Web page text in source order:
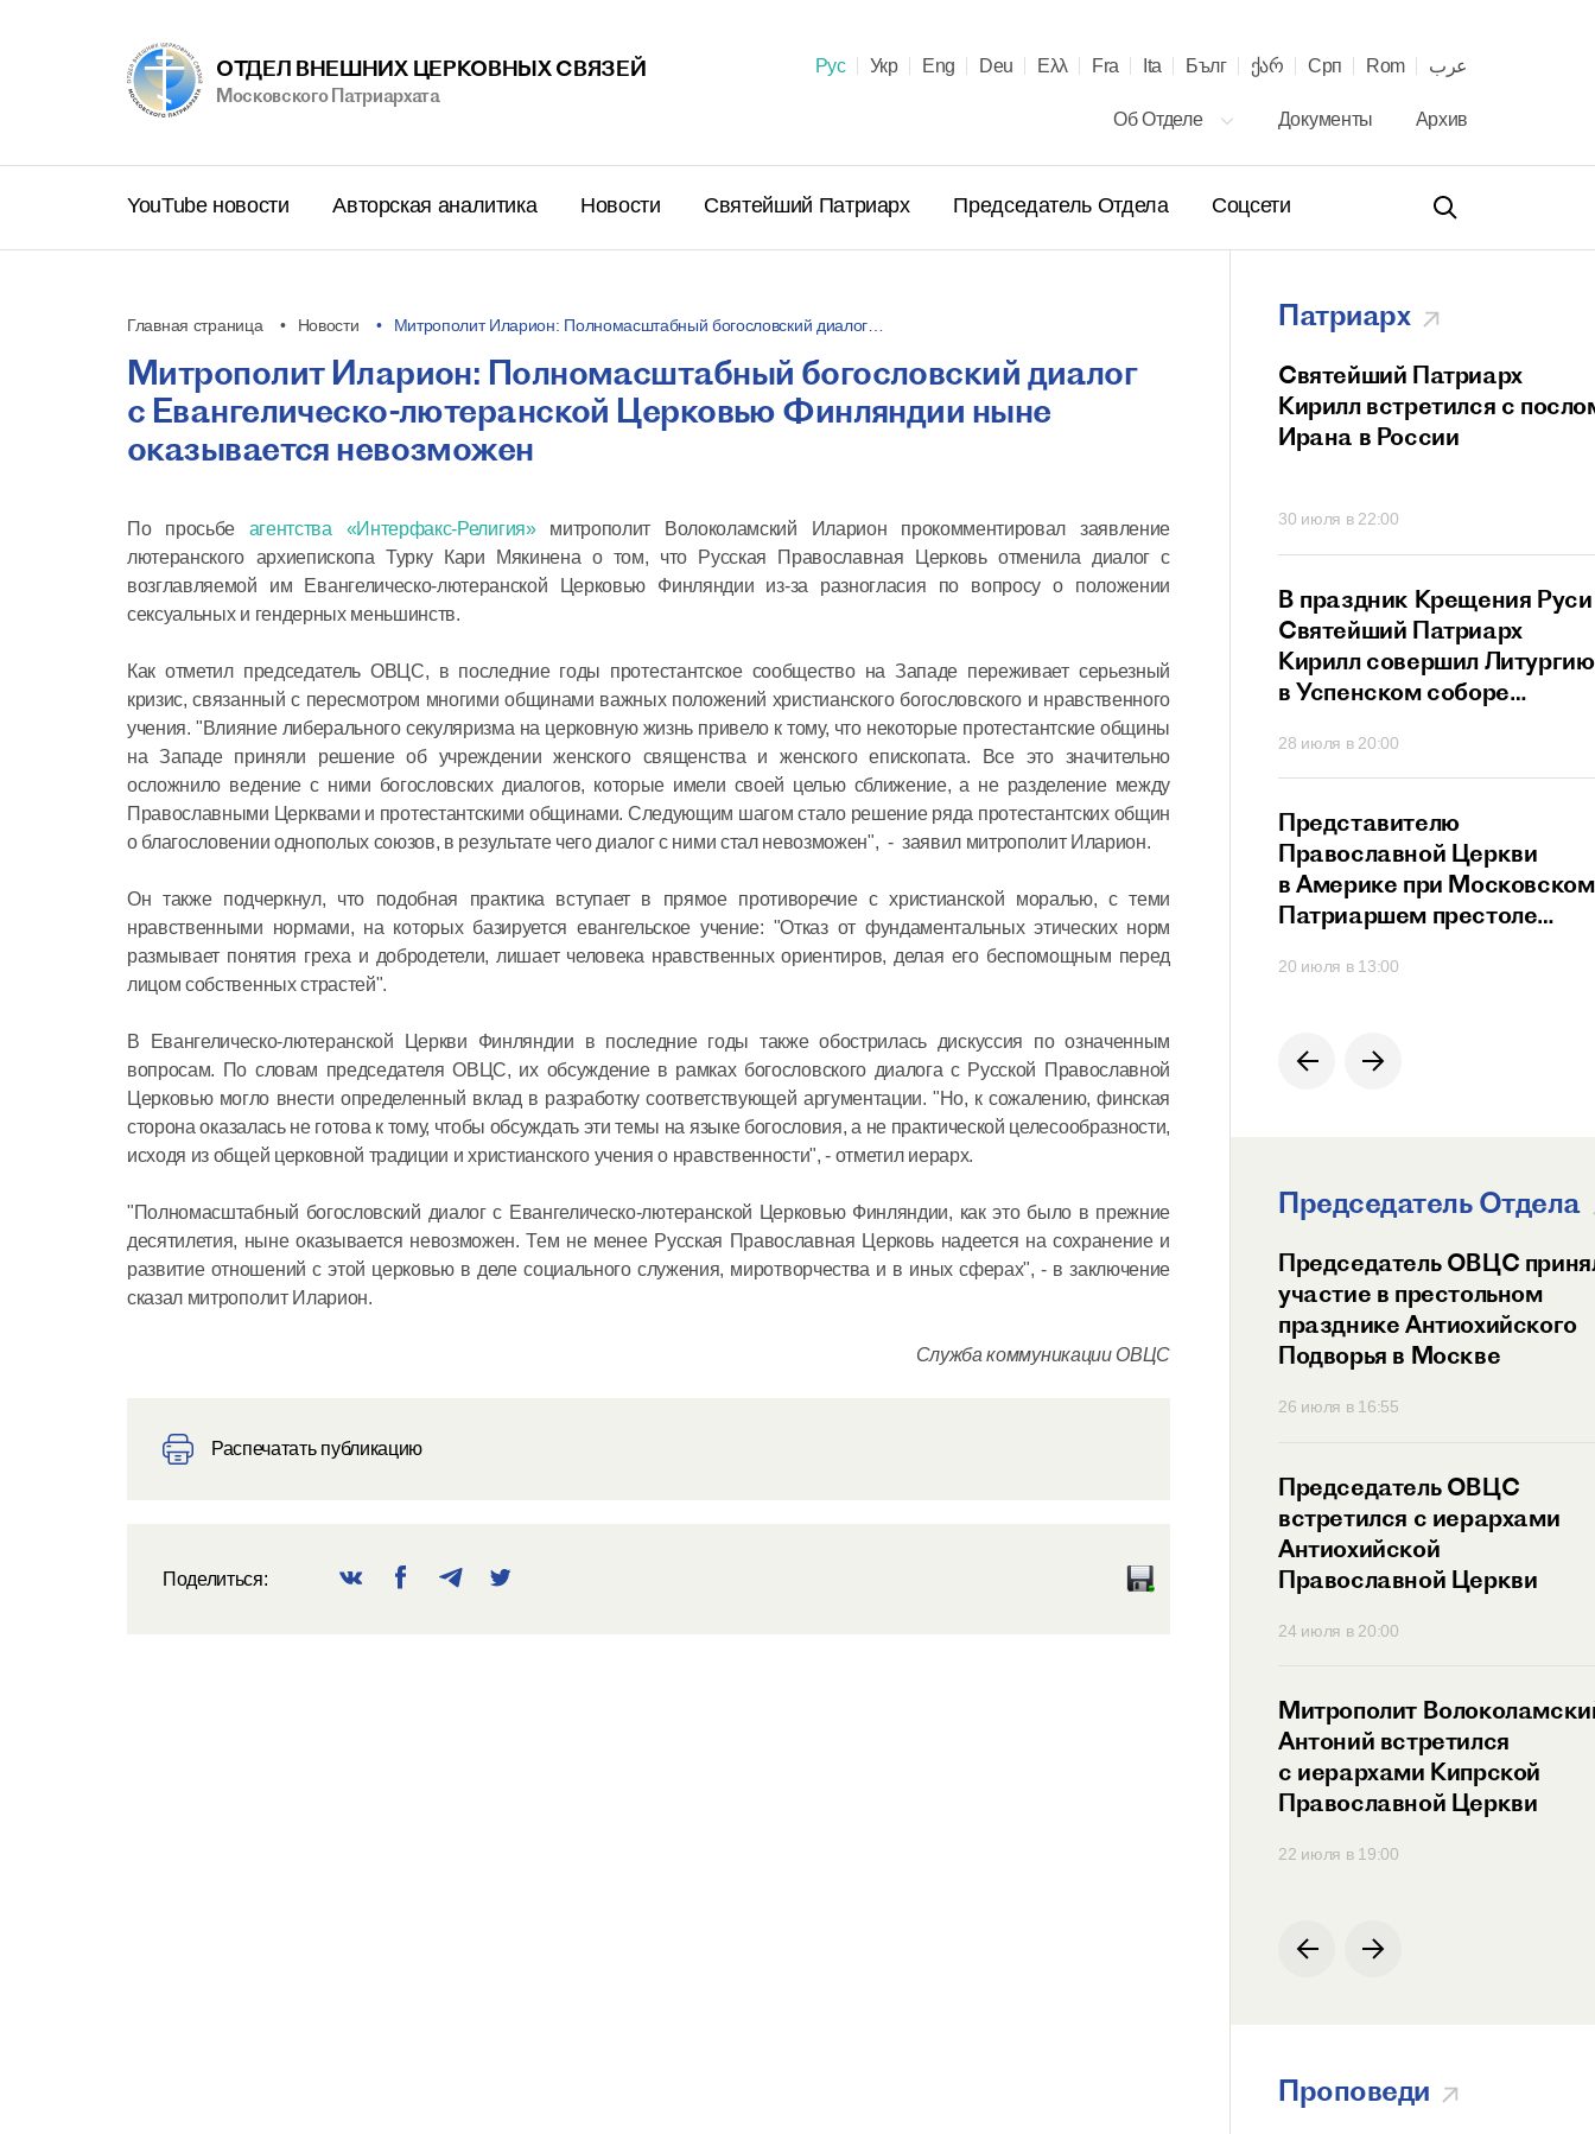
ОТДЕЛ ВНЕШНИХ ЦЕРКОВНЫХ СВЯЗЕЙ
Московского Патриархата
Рус Укр Eng Deu Ελλ Fra Ita Бълг ქარ Срп Rom عرب
Об Отделе Документы Архив
YouTube новости Авторская аналитика Новости Святейший Патриарх Председатель Отдела Соцсети
Главная страница Новости Митрополит Иларион: Полномасштабный богословский диалог…
Митрополит Иларион: Полномасштабный богословский диалог
с Евангелическо-лютеранской Церковью Финляндии ныне
оказывается невозможен
По просьбе агентства «Интерфакс-Религия»митрополит Волоколамский Иларион прокомментировал заявление
лютеранского архиепископа Турку Кари Мякинена о том, что Русская Православная Церковь отменила диалог с
возглавляемой им Евангелическо-лютеранской Церковью Финляндии из-за разногласия по вопросу о положении
сексуальных и гендерных меньшинств.
Как отметил председатель ОВЦС, в последние годы протестантское сообщество на Западе переживает серьезный
кризис, связанный с пересмотром многими общинами важных положений христианского богословского и нравственного
учения. "Влияние либерального секуляризма на церковную жизнь привело к тому, что некоторые протестантские общины
на Западе приняли решение об учреждении женского священства и женского епископата. Все это значительно
осложнило ведение с ними богословских диалогов, которые имели своей целью сближение, а не разделение между
Православными Церквами и протестантскими общинами. Следующим шагом стало решение ряда протестантских общин
о благословении однополых союзов, в результате чего диалог с ними стал невозможен", - заявил митрополит Иларион.
Он также подчеркнул, что подобная практика вступает в прямое противоречие с христианской моралью, с теми
нравственными нормами, на которых базируется евангельское учение: "Отказ от фундаментальных этических норм
размывает понятия греха и добродетели, лишает человека нравственных ориентиров, делая его беспомощным перед
лицом собственных страстей".
В Евангелическо-лютеранской Церкви Финляндии в последние годы также обострилась дискуссия по означенным
вопросам. По словам председателя ОВЦС, их обсуждение в рамках богословского диалога с Русской Православной
Церковью могло внести определенный вклад в разработку соответствующей аргументации. "Но, к сожалению, финская
сторона оказалась не готова к тому, чтобы обсуждать эти темы на языке богословия, а не практической целесообразности,
исходя из общей церковной традиции и христианского учения о нравственности", - отметил иерарх.
"Полномасштабный богословский диалог с Евангелическо-лютеранской Церковью Финляндии, как это было в прежние
десятилетия, ныне оказывается невозможен. Тем не менее Русская Православная Церковь надеется на сохранение и
развитие отношений с этой церковью в деле социального служения, миротворчества и в иных сферах", - в заключение
сказал митрополит Иларион.
Служба коммуникации ОВЦС
Распечатать публикацию
Поделиться:
Патриарх
Поздравление Святейшего
Патриарха Кирилла
пострига и рукоположения
в священный сан
Святейший Патриарх
с председателем
Всемирного
координационного совета
российских
соотечественников,
проживающих за рубежом
16 июня в 17:40
Святейший Патриарх
Кирилл возглавил работу
заседания Высшего
Церковного Совета
16 июня в 11:30
Святейший Патриарх
Кирилл встретился с
Ирана в России
30 июля в 22:00
В праздник Крещения Руси
Святейший Патриарх
Кирилл совершил Литургию
в Успенском соборе
28 июля в 20:00
Представителю
Православной Церкви
в Америке при Московском
Патриаршем престоле
Сергия Радонежского
20 июля в 13:00
Председатель Отдела
Митрополит Волоколамский
московского Подворья
Ордена в России
Председатель ОВЦС
участие в престольном
празднике Антиохийского
Подворья в Москве
26 июля в 16:55
Председатель ОВЦС
встретился с иерархами
Антиохийской
Православной Церкви
24 июля в 20:00
Митрополит
Антоний встретился
с иерархами Кипрской
Православной Церкви
22 июля в 19:00
Проповеди